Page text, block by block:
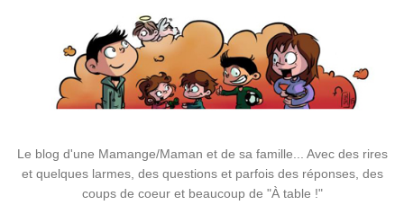
Le blog d'une Mamange/Maman et de sa famille... Avec des rires
et quelques larmes, des questions et parfois des réponses, des
coups de coeur et beaucoup de "À table !"